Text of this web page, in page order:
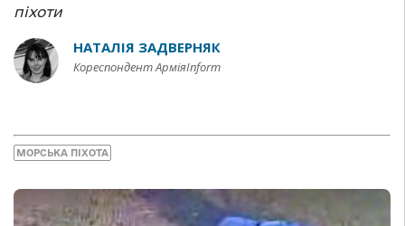
піхоти
НАТАЛІЯ ЗАДВЕРНЯК
Кореспондент АрміяInform
МОРСЬКА ПІХОТА